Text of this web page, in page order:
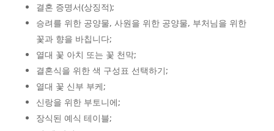
결혼 증명서(상징적);
승려를 위한 공양물, 사원을 위한 공양물, 부처님을 위한
꽃과 향을 바칩니다;
열대 꽃 아치 또는 꽃 천막;
결혼식을 위한 색 구성표 선택하기;
열대 꽃 신부 부케;
신랑을 위한 부토니에;
장식된 예식 테이블;